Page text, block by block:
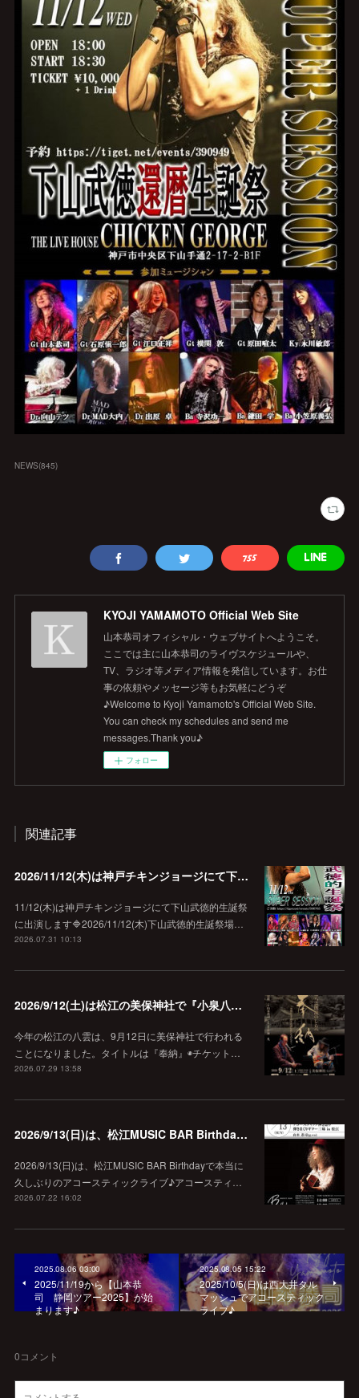
NEWS(845)
KYOJI YAMAMOTO Official Web Site
山本恭司オフィシャル・ウェブサイトへようこそ。
ここでは主に山本恭司のライヴスケジュールや、
TV、ラジオ等メディア情報を発信しています。お仕
事の依頼やメッセージ等もお気軽にどうぞ
♪Welcome to Kyoji Yamamoto's Official Web Site.
You can check my schedules and send me
messages.Thank you♪
フォロー
関連記事
2026/11/12(木)は神戸チキンジョージにて下山武徳的生誕祭に出演します♪
11/12(木)は神戸チキンジョージにて下山武徳的生誕祭
に出演します🔷2026/11/12(木)下山武徳的生誕祭場…
2026.07.31 10:13
2026/9/12(土)は松江の美保神社で『小泉八雲朗読のしらべ』
今年の松江の八雲は、9月12日に美保神社で行われる
ことになりました。タイトルは『奉納』◉チケット…
2026.07.29 13:58
2026/9/13(日)は、松江MUSIC BAR Birthdayでアコースティック弾き語り弾きまくりギター三昧♪
2026/9/13(日)は、松江MUSIC BAR Birthdayで本当に
久しぶりのアコースティックライブ♪アコースティ…
2026.07.22 16:02
2025.08.06 03:00
2025/11/19から【山本恭
司 静岡ツアー2025】が始
まります♪
2025.08.05 15:22
2025/10/5(日)は西大井タル
マッシュでアコースティック
ライブ♪
0コメント